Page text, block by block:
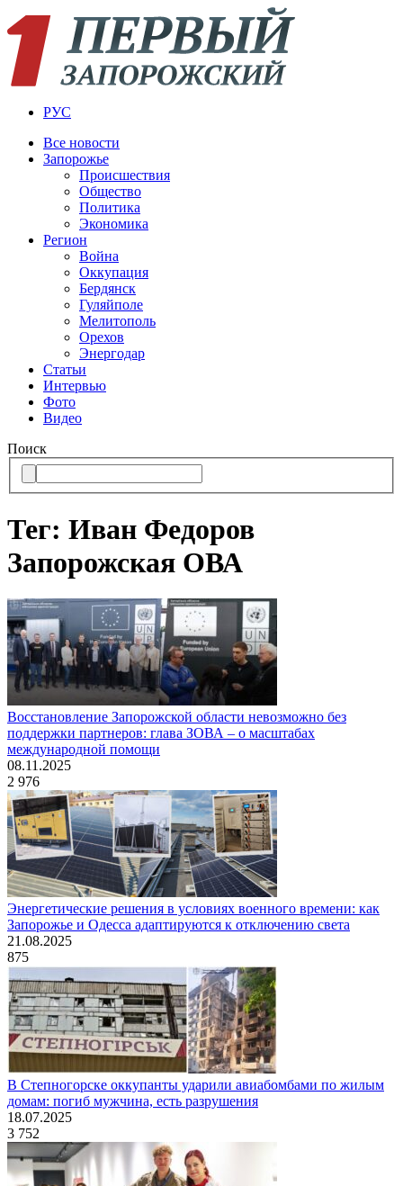
РУС
Все новости
Запорожье
Происшествия
Общество
Политика
Экономика
Регион
Война
Оккупация
Бердянск
Гуляйполе
Мелитополь
Орехов
Энергодар
Статьи
Интервью
Фото
Видео
Поиск
Тег: Иван Федоров
Запорожская ОВА
Восстановление Запорожской области невозможно без
поддержки партнеров: глава ЗОВА – о масштабах
международной помощи
08.11.2025
2 976
Энергетические решения в условиях военного времени: как
Запорожье и Одесса адаптируются к отключению света
21.08.2025
875
В Степногорске оккупанты ударили авиабомбами по жилым
домам: погиб мужчина, есть разрушения
18.07.2025
3 752